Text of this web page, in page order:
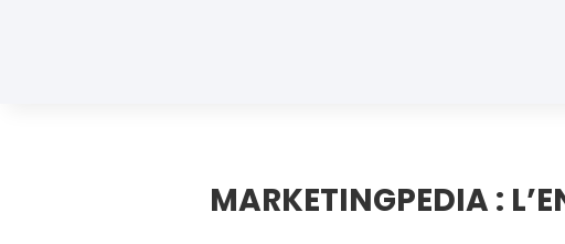
MARKETINGPEDIA :